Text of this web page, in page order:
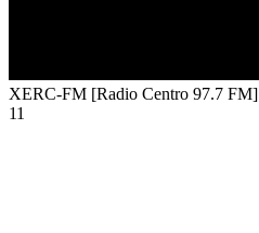
XERC-FM [Radio Centro 97.7 FM]
11